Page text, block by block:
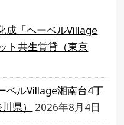
成「ヘーベルVillage
ト共生賃貸（東京
ベルVillage湘南台4丁
県）
2026年8月4日